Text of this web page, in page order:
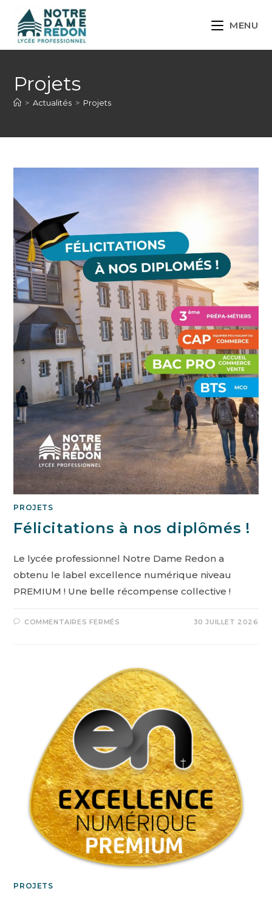
MENU
Projets
> Actualités > Projets
PROJETS
Félicitations à nos diplômés !
Le lycée professionnel Notre Dame Redon a
obtenu le label excellence numérique niveau
PREMIUM ! Une belle récompense collective !
COMMENTAIRES FERMÉS 30 JUILLET 2026
PROJETS